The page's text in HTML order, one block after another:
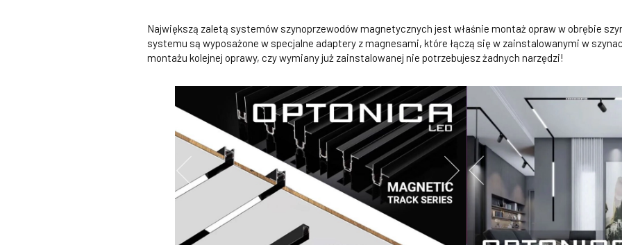
Największą zaletą systemów szynoprzewodów magnetycznych jest właśnie montaż opraw w obrębie
systemu są wyposażone w specjalne adaptery z magnesami, które łączą się w zainstalowanymi w
montażu kolejnej oprawy, czy wymiany już zainstalowanej nie potrzebujesz żadnych narzędzi!